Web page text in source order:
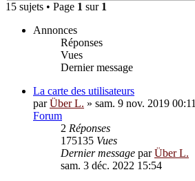
15 sujets • Page 1 sur 1
Annonces
Réponses
Vues
Dernier message
La carte des utilisateurs
parÜber L. » sam. 9 nov. 2019 00:11
Forum
2 Réponses
175135 Vues
Dernier message parÜber L.
sam. 3 déc. 2022 15:54